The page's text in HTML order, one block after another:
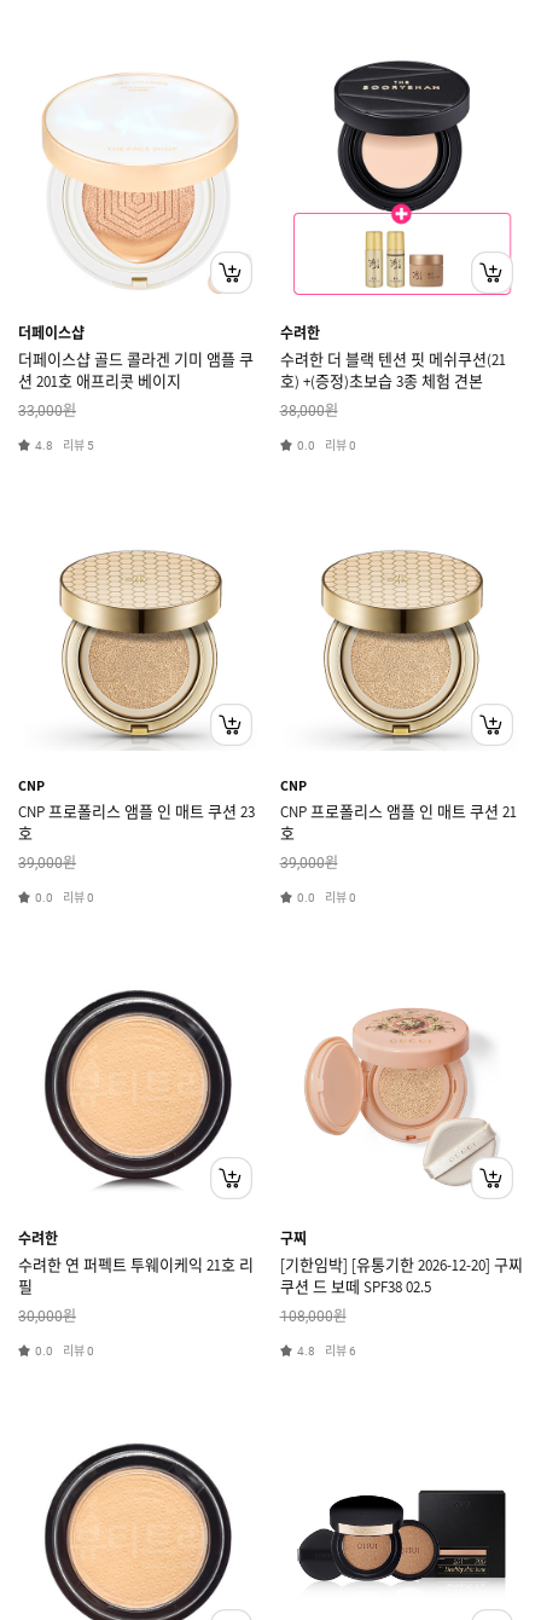
더페이스샵
더페이스샵 골드 콜라겐 기미 앰플 쿠
션 201호 애프리콧 베이지
33,000원
4.8 리뷰 5
수려한
수려한 더 블랙 텐션 핏 메쉬쿠션(21
호) +(증정)초보습 3종 체험 견본
38,000원
0.0 리뷰0
CNP
CNP 프로폴리스 앰플 인 매트 쿠션 23
호
39,000원
0.0 리뷰0
CNP
CNP 프로폴리스 앰플 인 매트 쿠션 21
호
39,000원
0.0 리뷰0
수려한
수려한 연 퍼펙트 투웨이케익 21호 리
필
30,000원
0.0 리뷰0
구찌
[기한임박] [유통기한 2026-12-20] 구찌
쿠션 드 보떼 SPF38 02.5
108,000원
4.8 리뷰6